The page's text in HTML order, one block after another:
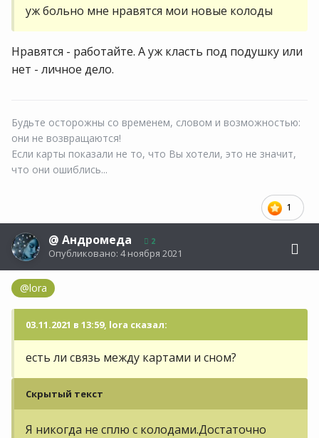
уж больно мне нравятся мои новые колоды
Нравятся - работайте. А уж класть под подушку или
нет - личное дело.
1
Будьте осторожны со временем, словом и возможностью:
они не возвращаются!
Если карты показали не то, что Вы хотели, это не значит,
что они ошиблись...
@ Андромеда 2
Опубликовано: 4 ноября 2021
@lora
03.11.2021 в 13:59, lora сказал:
есть ли связь между картами и сном?
Скрытый текст
Я никогда не сплю с колодами.Достаточно